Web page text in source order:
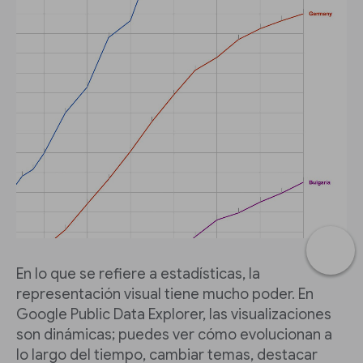
En lo que se refiere a estadísticas, la
representación visual tiene mucho poder. En
Google Public Data Explorer, las visualizaciones
son dinámicas; puedes ver cómo evolucionan a
lo largo del tiempo, cambiar temas, destacar